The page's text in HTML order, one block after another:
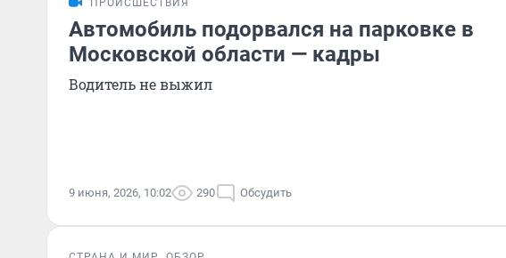
ПРОИСШЕСТВИЯ
Автомобиль подорвался на парковке в
Московской области — кадры
Водитель не выжил
9 июня, 2026, 10:02 290 Обсудить